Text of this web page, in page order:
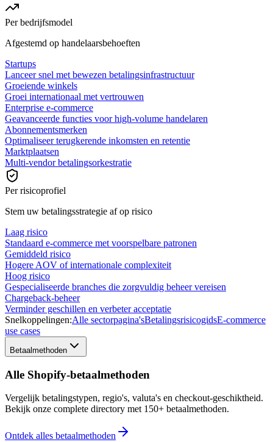
Per bedrijfsmodel
Afgestemd op handelaarsbehoeften
Startups
Lanceer snel met bewezen betalingsinfrastructuur
Groeiende winkels
Groei internationaal met vertrouwen
Enterprise e-commerce
Geavanceerde functies voor high-volume handelaren
Abonnementsmerken
Optimaliseer terugkerende inkomsten en retentie
Marktplaatsen
Multi-vendor betalingsorkestratie
Per risicoprofiel
Stem uw betalingsstrategie af op risico
Laag risico
Standaard e-commerce met voorspelbare patronen
Gemiddeld risico
Hogere AOV of internationale complexiteit
Hoog risico
Gespecialiseerde branches die zorgvuldig beheer vereisen
Chargeback-beheer
Verminder geschillen en verbeter acceptatie
Snelkoppelingen:Alle sectorpagina'sBetalingsrisicogidsE-commerce
use cases
Betaalmethoden
Alle Shopify-betaalmethoden
Vergelijk betalingstypen, regio's, valuta's en checkout-geschiktheid.
Bekijk onze complete directory met 150+ betaalmethoden.
Ontdek alles betaalmethoden